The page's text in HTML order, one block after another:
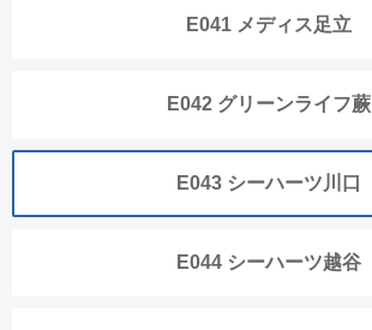
E041 メディス足立
E042 グリーンライフ蕨
E043 シーハーツ川口
E044 シーハーツ越谷